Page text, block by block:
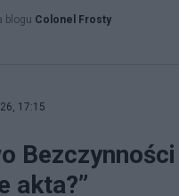
blogu Colonel Frosty
17:15
akta?”